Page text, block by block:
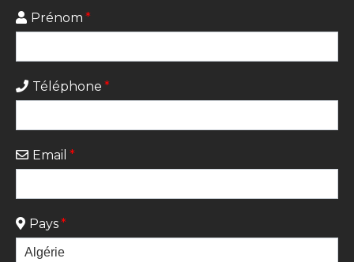
Prénom *
Téléphone *
Email *
Pays*